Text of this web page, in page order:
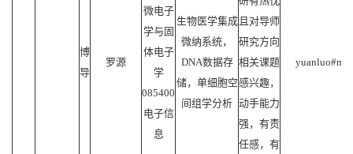
博
导
罗源
微电子
学与固
体电子
学
085400
电子信
息
生物医学集成
微纳系统，
DNA数据存
储，单细胞空
间组学分析
且对导师
研究方向
相关课题
感兴趣，
动手能力
强，有责
任感，有